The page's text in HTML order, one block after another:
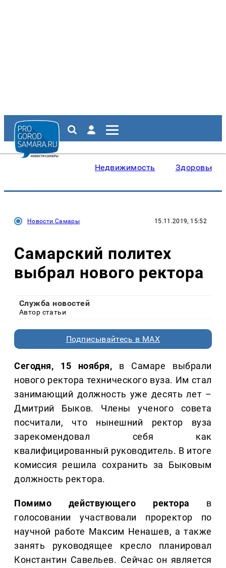
Недвижимость Здоровье
Новости Самары 15.11.2019, 15:52
Самарский политех
выбрал нового ректора
Служба новостей
Автор статьи
Подписывайтесь в MAX
Сегодня, 15 ноября, в Самаре выбрали
нового ректора технического вуза. Им стал
занимающий должность уже десять лет –
Дмитрий Быков. Члены ученого совета
посчитали, что нынешний ректор вуза
зарекомендовал себя как
квалифицированный руководитель. В итоге
комиссия решила сохранить за Быковым
должность ректора.
Помимо действующего ректора в
голосовании участвовали проректор по
научной работе Максим Ненашев, а также
занять руководящее кресло планировал
Константин Савельев. Сейчас он является